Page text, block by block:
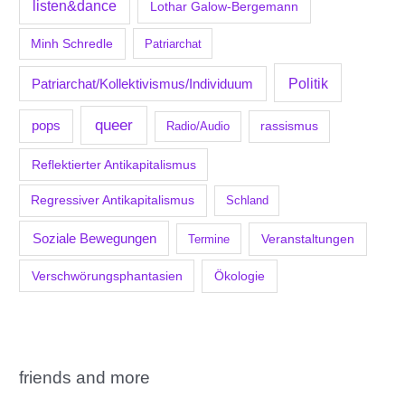
listen&dance Lothar Galow-Bergemann
Minh Schredle Patriarchat
Patriarchat/Kollektivismus/Individuum Politik
pops queer Radio/Audio rassismus
Reflektierter Antikapitalismus
Regressiver Antikapitalismus Schland
Soziale Bewegungen Termine Veranstaltungen
Verschwörungsphantasien Ökologie
friends and more